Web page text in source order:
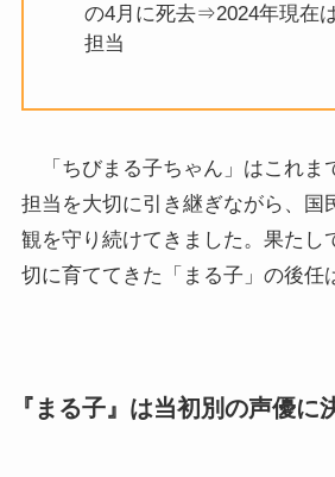
の4月に死去⇒2024年現在
担当
「ちびまる子ちゃん」はこれま
担当を大切に引き継ぎながら、国
観を守り続けてきました。果たし
切に育ててきた「まる子」の後任
『まる子』は当初別の声優に